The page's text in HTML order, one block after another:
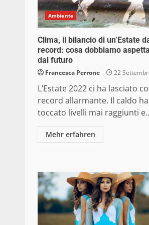
Ambiente
Clima, il bilancio di un’Estate
record: cosa dobbiamo
dal futuro
Francesca Perrone 22
L’Estate 2022 ci ha lasciato
record allarmante. Il caldo ha
toccato livelli mai raggiunti
Mehr erfahren